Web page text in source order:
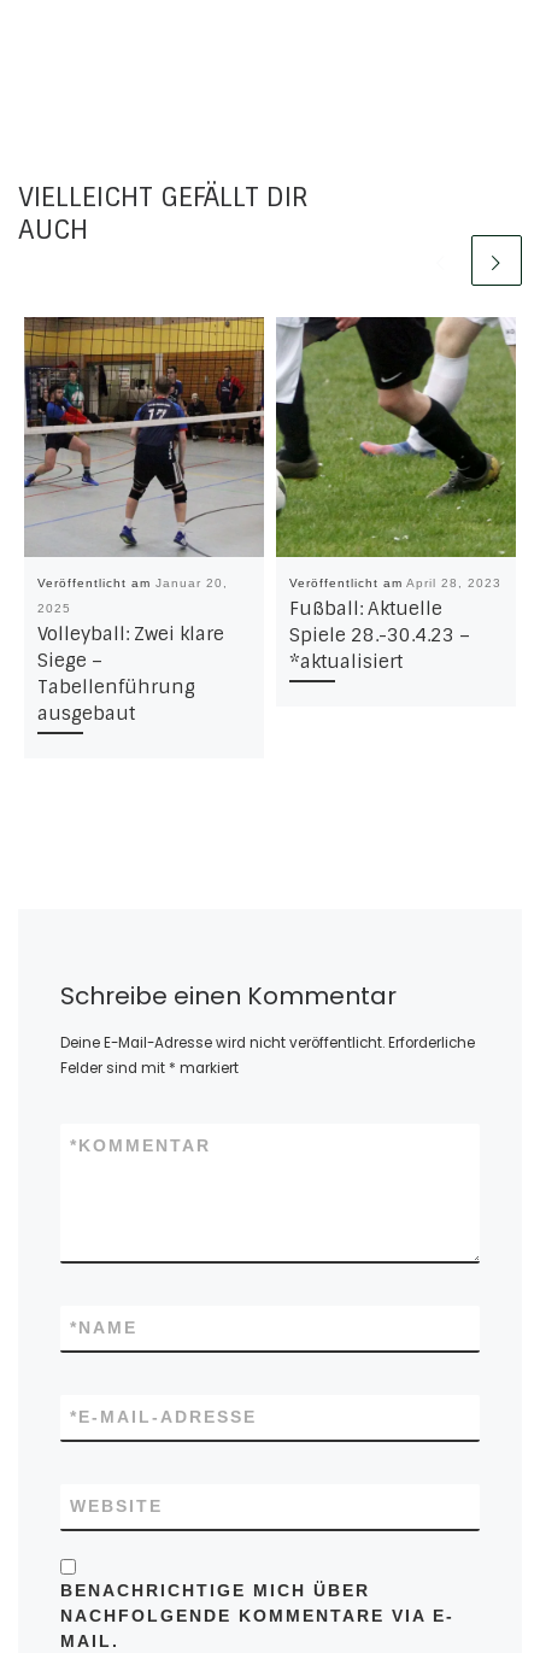
VIELLEICHT GEFÄLLT DIR
AUCH
Veröffentlicht am Januar 20,
2025
Volleyball: Zwei klare
Siege –
Tabellenführung
ausgebaut
Veröffentlicht am April 28, 2023
Fußball: Aktuelle
Spiele 28.-30.4.23 –
*aktualisiert
Schreibe einen Kommentar
Deine E-Mail-Adresse wird nicht veröffentlicht.Erforderliche
Felder sind mit * markiert
KOMMENTAR
*
NAME
*
E-MAIL-ADRESSE
*
WEBSITE
BENACHRICHTIGE MICH ÜBER
NACHFOLGENDE KOMMENTARE VIA E-
MAIL.